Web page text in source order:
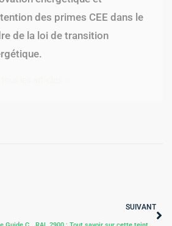
des primes CEE dans le
de la loi de transition
SUIVANT